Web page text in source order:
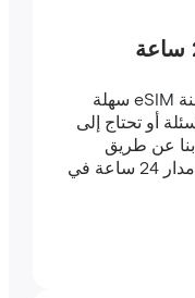
إن وحدة تعريف المشترك المضمنة eSIM سهلة
تحتاج إلى
طريق
الدردشة والبريد الإلكتروني على مدار 24 ساعة في